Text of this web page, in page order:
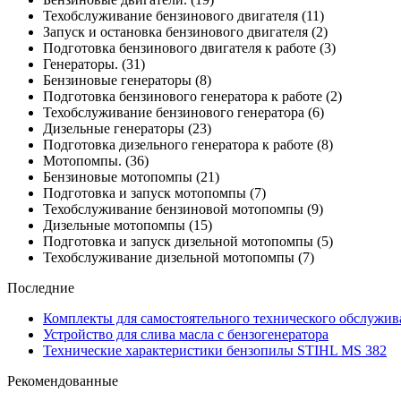
Техобслуживание бензинового двигателя (11)
Запуск и остановка бензинового двигателя (2)
Подготовка бензинового двигателя к работе (3)
Генераторы. (31)
Бензиновые генераторы (8)
Подготовка бензинового генератора к работе (2)
Техобслуживание бензинового генератора (6)
Дизельные генераторы (23)
Подготовка дизельного генератора к работе (8)
Мотопомпы. (36)
Бензиновые мотопомпы (21)
Подготовка и запуск мотопомпы (7)
Техобслуживание бензиновой мотопомпы (9)
Дизельные мотопомпы (15)
Подготовка и запуск дизельной мотопомпы (5)
Техобслуживание дизельной мотопомпы (7)
Последние
Комплекты для самостоятельного технического
Устройство для слива масла с бензогенератора
Технические характеристики бензопилы STIHL MS 382
Рекомендованные